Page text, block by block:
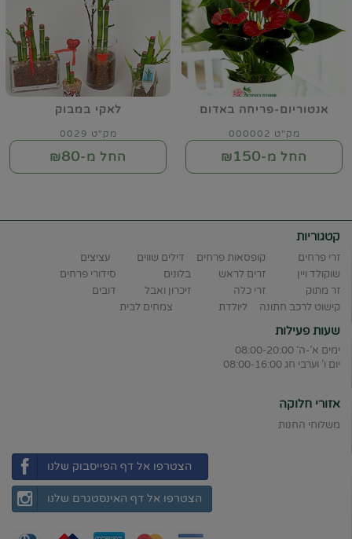
אנטוריום-פריחה באדום
מק"ט 000002
החל מ-₪150
לאקי במבוק
מק"ט 0029
החל מ-₪80
קטגוריות
זרי פרחים קופסאות פרחים דילים שווים
עציצים
שוקולד ויין
זרים לראש בלונים
סידורי פרחים
זר מתוק
זרי כלה זיכרון ואבל
דובים
קישוט לרכב חתונה
ליולדת צמחים לבית
שעות פעילות
ימים א'-ה' 08:00-20:00
יום ו' וערבי חג 08:00-16:00
אזורי חלוקה
משלוחי החנות
הצטרפו אל דף הפייסבוק שלנו
הצטרפו אל דף האינסטגרם שלנו